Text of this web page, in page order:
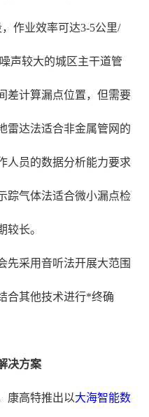
作业效率可达3-5公里/
声较大的城区主干道管
差计算漏点位置，但需要
雷达法适合非金属管网的
人员的数据分析能力要求
踪气体法适合微小漏点检
较长。
先采用音听法开展大范围
合其他技术进行*终确
决方案
康高特推出以大海智能数